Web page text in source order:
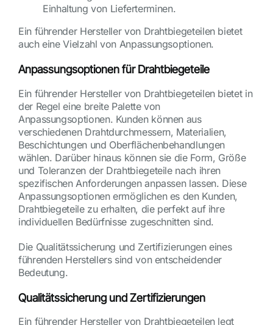
Einhaltung von Lieferterminen.
Ein führender Hersteller von Drahtbiegeteilen bietet
auch eine Vielzahl von Anpassungsoptionen.
Anpassungsoptionen für Drahtbiegeteile
Ein führender Hersteller von Drahtbiegeteilen bietet in
der Regel eine breite Palette von
Anpassungsoptionen. Kunden können aus
verschiedenen Drahtdurchmessern, Materialien,
Beschichtungen und Oberflächenbehandlungen
wählen. Darüber hinaus können sie die Form, Größe
und Toleranzen der Drahtbiegeteile nach ihren
spezifischen Anforderungen anpassen lassen. Diese
Anpassungsoptionen ermöglichen es den Kunden,
Drahtbiegeteile zu erhalten, die perfekt auf ihre
individuellen Bedürfnisse zugeschnitten sind.
Die Qualitätssicherung und Zertifizierungen eines
führenden Herstellers sind von entscheidender
Bedeutung.
Qualitätssicherung und Zertifizierungen
Ein führender Hersteller von Drahtbiegeteilen legt